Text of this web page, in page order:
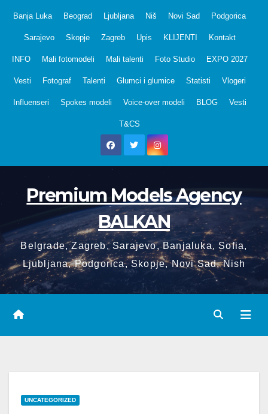
Banja Luka Beograd Ljubljana Niš Novi Sad Podgorica
Sarajevo Skopje Zagreb Upis KLIJENTI Kontakt
INFO Mali fotomodeli Mali talenti Foto Studio EXPO 2027
Vesti Fotograf Talenti Glumci i glumice Statisti Vlogeri
Influenseri Spokes modeli Voice-over modeli BLOG Vesti
T&CS
Premium Models Agency
BALKAN
Belgrade, Zagreb, Sarajevo, Banjaluka, Sofia,
Ljubljana, Podgorica, Skopje, Novi Sad, Nish
UNCATEGORIZED